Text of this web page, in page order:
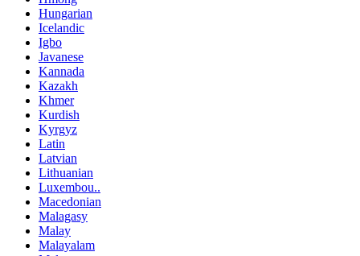
Hungarian
Icelandic
Igbo
Javanese
Kannada
Kazakh
Khmer
Kurdish
Kyrgyz
Latin
Latvian
Lithuanian
Luxembou..
Macedonian
Malagasy
Malay
Malayalam